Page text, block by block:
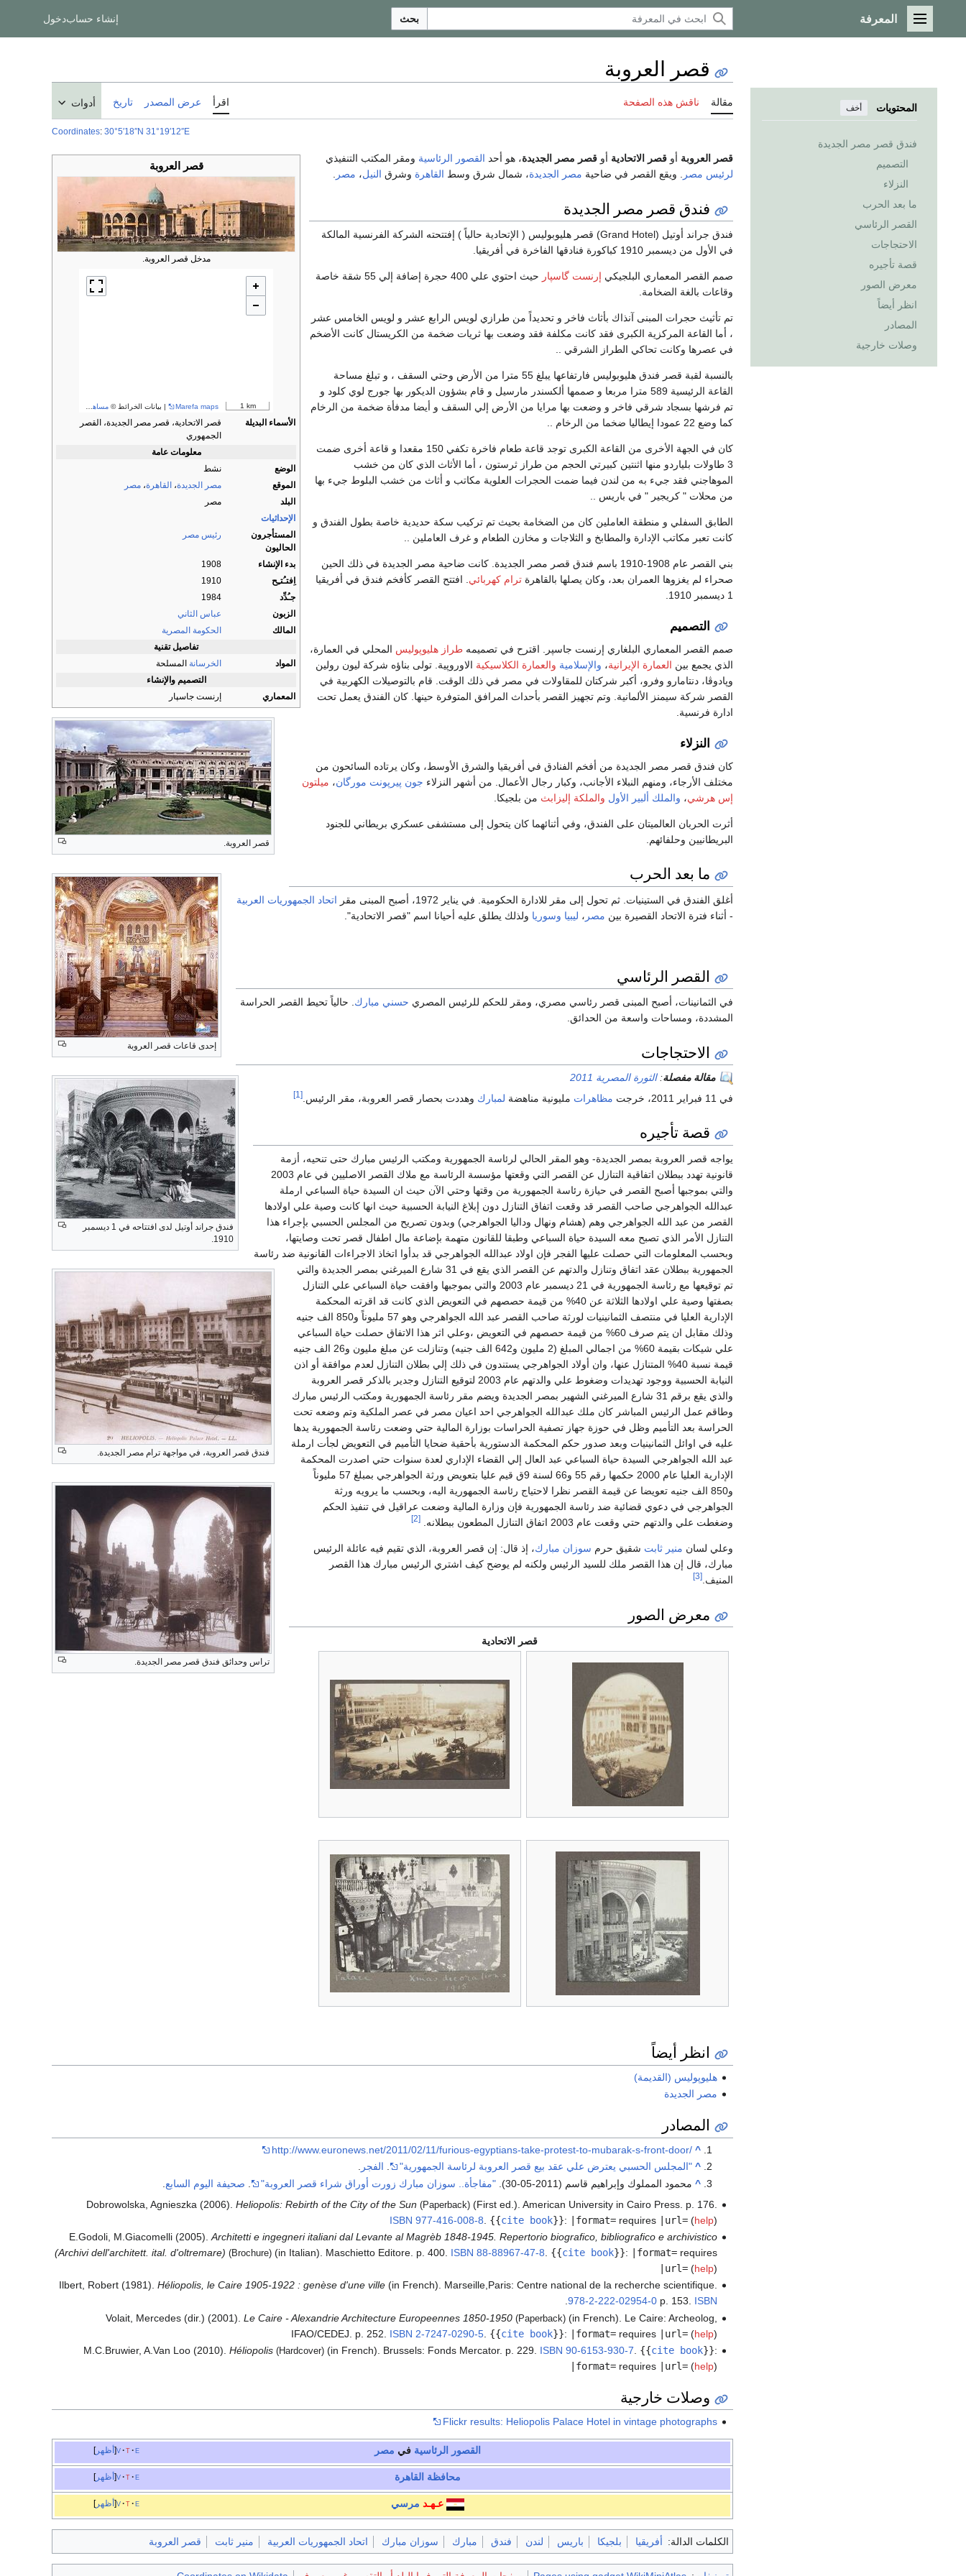
القائمة الرئيسية
المعرفة بحث إنشاء حسابدخول
المحتويات أخف
فندق قصر مصر الجديدة
التصميم
النزلاء
ما بعد الحرب
القصر الرئاسي
الاحتجاجات
قصة تأجيره
معرض الصور
انظر أيضاً
المصادر
وصلات خارجية
قصر العروبة
مقالة ناقش هذه الصفحة اقرأ عرض المصدر تاريخ أدوات
Coordinates: 30°5′18″N 31°19′12″E
قصر العروبة
مدخل قصر العروبة.
1 km
Marefa maps | بيانات الخرائط © مساهمو OpenStreetMap
الأسماء البديلة
قصر الاتحادية، قصر مصر الجديدة، القصر
الجمهوري
معلومات عامة
الوضع
نشط
الموقع
مصر الجديدة، القاهرة، مصر
البلد
مصر
الإحداثيات
المستأجرون
الحاليون
رئيس مصر
بدء الإنشاء
1908
اِفتـُتـِح
1910
جـُدِّد
1984
الزبون
عباس الثاني
المالك
الحكومة المصرية
تفاصيل تقنية
المواد
الخرسانة المسلحة
التصميم والإنشاء
المعماري
إرنست جاسپار
قصر العروبة.
إحدى قاعات قصر العروبة
قصر العروبة أو قصر الاتحادية أو قصر مصر الجديدة، هو أحد القصور الرئاسية ومقر المكتب التنفيذي
لرئيس مصر
. ويقع القصر في ضاحية مصر الجديدة، شمال شرق وسط القاهرة وشرق النيل، مصر
فندق قصر مصر الجديدة
فندق جراند أوتيل لدى افتتاحه في 1 ديسمبر
1910.
فندق جراند أوتيل (Grand Hotel) قصر هليوبوليس ( الإتحادية حالياً ) إفتتحته الشركة الفرنسية المالكة
في الأول من ديسمبر 1910 كباكورة فنادقها الفاخرة في أفريقيا.
صمم القصر المعماري البلجيكي إرنست گاسپار
حيث احتوي علي 400 حجرة إضافة إلي 55 شقة خاصة
وقاعات بالغة الضخامة.
تم تأثيث حجرات المبنى آنذاك بأثاث فاخر و تحديداً من طرازي لويس الرابع عشر و لويس الخامس عشر
، أما القاعة المركزية الكبرى فقد كانت مكلفة فقد وضعت بها ثريات ضخمة من الكريستال كانت الأضخم
في عصرها وكانت تحاكي الطراز الشرقي ..
بالنسبة لقبة قصر فندق هليوبوليس فارتفاعها يبلغ 55 مترا من الأرض وحتي السقف ، و تبلغ مساحة
القاعة الرئيسية 589 مترا مربعا و صممها ألكسندر مارسيل و قام بشؤون الديكور بها جورج لوي كلود و
تم فرشها بسجاد شرقي فاخر و وضعت بها مرايا من الأرض إلي السقف و أيضا مدفأة ضخمة من الرخام
كما وضع 22 عمودا إيطاليا ضخما من الرخام ..
كان في الجهة الأخرى من القاعة الكبرى توجد قاعة طعام فاخرة تكفي 150 مقعدا و قاعة أخرى ضمت
3 طاولات بلياردو منها اثنتين كبيرتي الحجم من طراز ثرستون ، أما الأثاث الذي كان من خشب
الموهاجني فقد جيء به من لندن فيما ضمت الحجرات العلوية مكاتب و أثاث من خشب البلوط جيء بها
من محلات " كريجير " في باريس ..
الطابق السفلي و منطقة العاملين كان من الضخامة بحيث تم تركيب سكة حديدية خاصة بطول الفندق و
كانت تعبر مكاتب الإدارة والمطابخ و الثلاجات و مخازن الطعام و غرف العاملين ..
فندق قصر العروبة، في مواجهة ترام مصر الجديدة.
بني القصر عام 1908-1910 باسم فندق قصر مصر الجديدة. كانت ضاحية مصر الجديدة في ذلك الحين
صحراء لم يغزوها العمران بعد، وكان يصلها بالقاهرة ترام كهربائي. افتتح القصر كأفخم فندق في أفريقيا
1 ديسمبر 1910.
التصميم
تراس وحدائق فندق قصر مصر الجديدة.
صمم القصر المعماري البلغاري إرنست جاسپر. اقترح في تصميمه طراز هليوپوليس المحلي في العمارة،
الذي يجمع بين العمارة الإيرانية، والإسلامية والعمارة الكلاسيكية الاوروپية. تولى بناؤه شركة ليون رولين
وپادوڤا، دنتامارو وفرو، أكبر شركتان للمقاولات في مصر في ذلك الوقت. قام بالتوصيلات الكهربية في
القصر شركة سيمنز الألمانية. وتم تجهيز القصر بأحداث المرافق المتوفرة حينها. كان الفندق يعمل تحت
ادارة فرنسية.
النزلاء
كان فندق قصر مصر الجديدة من أفخم الفنادق في أفريقيا والشرق الأوسط، وكان يرتاده السائحون من
مختلف الأرجاء، ومنهم النبلاء الأجانب، وكبار رجال الأعمال. من أشهر النزلاء جون پيرپونت مورگان، ميلتون
إس هرشي، والملك ألبير الأول والملكة إليزابث من بلجيكا.
أثرت الحربان العالميتان على الفندق، وفي أثنائهما كان يتحول إلى مستشفى عسكري بريطاني للجنود
البريطانيين وحلفائهم.
ما بعد الحرب
أغلق الفندق في الستينيات. ثم تحول إلى مقر للادارة الحكومية. في يناير 1972، أصبح المبنى مقر
اتحاد الجمهوريات العربية
- أثناء فترة الاتحاد القصيرة بين مصر ، ليبيا وسوريا ولذلك يطلق عليه أحيانا اسم "قصر الاتحادية".
القصر الرئاسي
في الثمانينات، أصبح المبنى قصر رئاسي مصري، ومقر للحكم للرئيس المصري حسني مبارك . حالياً تحيط القصر الحراسة
المشددة، ومساحات واسعة من الحدائق.
الاحتجاجات
مقالة مفصلة:الثورة المصرية 2011
في 11 فبراير 2011، خرجت
مظاهرات مليونية مناهضة لمبارك وهددت بحصار قصر العروبة، مقر الرئيس. [1]
قصة تأجيره
يواجه قصر العروبة بمصر الجديدة- وهو المقر الحالي لرئاسة الجمهورية ومكتب الرئيس مبارك حتى تنحيه، أزمة
قانونية تهدد ببطلان اتفاقية التنازل عن القصر التي وقعتها مؤسسة الرئاسة مع ملاك القصر الاصليين في عام 2003
والتي بموجبها أصبح القصر في حيازة رئاسة الجمهورية من وقتها وحتي الآن حيث ان السيدة حياة السباعي ارملة
عبدالله الجواهرجي صاحب القصر قد وقعت اتفاق التنازل دون إبلاغ النيابة الحسبية حيث انها كانت وصية علي اولادها
القصر من عبد الله الجواهرجي وهم (هشام ونهال وداليا الجواهرجي) وبدون تصريح من المجلس الحسبي بإجراء هذا
التنازل الأمر الذي تصبح معه السيدة حياة السباعي وطبقا للقانون متهمة بإضاعة مال اطفال قصر تحت وصايتها،
وبحسب المعلومات التي حصلت عليها الفجر فإن اولاد عبدالله الجواهرجي قد بدأوا اتخاذ الاجراءات القانونية ضد رئاسة
الجمهورية ببطلان عقد اتفاق وتنازل والدتهم عن القصر الذي يقع في 31 شارع الميرغني بمصر الجديدة والتي
تم توقيعها مع رئاسة الجمهورية في 21 ديسمبر عام 2003 والتي بموجبها وافقت حياة السباعي علي التنازل
بصفتها وصية علي اولادها الثلاثة عن 40% من قيمة حصصهم في التعويض الذي كانت قد اقرته المحكمة
الإدارية العليا في منتصف الثمانينيات لورثة صاحب القصر عبد الله الجواهرجي وهو 57 مليوناً و850 الف جنيه
وذلك مقابل ان يتم صرف 60% من قيمة حصصهم في التعويض ،وعلي اثر هذا الاتفاق حصلت حياة السباعي
علي شيكات بقيمة 60% من اجمالي المبلغ (2 مليون و642 الف جنيه) وتنازلت عن مبلغ مليون و26 الف جنيه
قيمة نسبة 40% المتنازل عنها، وان أولاد الجواهرجي يستندون في ذلك إلي بطلان التنازل لعدم موافقة أو اذن
النيابة الحسبية ووجود تهديدات وضغوط علي والدتهم عام 2003 لتوقيع التنازل وجدير بالذكر قصر العروبة
والذي يقع برقم 31 شارع الميرغني الشهير بمصر الجديدة ويضم مقر رئاسة الجمهورية ومكتب الرئيس مبارك
وطاقم عمل الرئيس المباشر كان ملك عبدالله الجواهرجي احد اعيان مصر في عصر الملكية وتم وضعه تحت
الحراسة بعد التأميم وظل في حوزة جهاز تصفية الحراسات بوزارة المالية حتي وضعت رئاسة الجمهورية يدها
عليه في اوائل الثمانينيات وبعد صدور حكم المحكمة الدستورية بأحقية ضحايا التأميم في التعويض لجأت ارملة
عبد الله الجواهرجي السيدة حياة السباعي عبد العال إلي القضاء الإداري لعدة سنوات حتي اصدرت المحكمة
الإدارية العليا عام 2000 حكمها رقم 55 و66 لسنة 9ق قيم عليا بتعويض ورثة الجواهرجي بمبلغ 57 مليوناً
و850 الف جنيه تعويضا عن قيمة القصر نظرا لاحتياج رئاسة الجمهورية اليه، وبحسب ما يرويه ورثة
الجواهرجي في دعوي قضائية ضد رئاسة الجمهورية فإن وزارة المالية وضعت عراقيل في تنفيذ الحكم
وضغطت علي والدتهم حتي وقعت عام 2003 اتفاق التنازل المطعون ببطلانه.
[2]
وعلي لسان منير ثابت شقيق حرم سوزان مبارك، إذ قال: إن قصر العروبة، الذي تقيم فيه عائلة الرئيس
مبارك، قال إن هذا القصر ملك للسيد الرئيس ولكنه لم يوضح كيف اشتري الرئيس مبارك هذا القصر
المنيف. [3]
معرض الصور
قصر الاتحادية
انظر أيضاً
هليوپوليس (القديمة)
مصر الجديدة
المصادر
^
http://www.euronews.net/2011/02/11/furious-egyptians-take-protest-to-mubarak-s-front-door/
^ "المجلس الحسبي يعترض علي عقد بيع قصر العروبة لرئاسة الجمهورية" الفجر
^ محمود المملوك وإبراهيم قاسم (2011-05-30). "مفاجأة.. سوزان مبارك زورت أوراق شراء قصر العروبة" صحيفة اليوم السابع
Dobrowolska, Agnieszka (2006). Heliopolis: Rebirth of the City of the Sun (Paperback)(First ed.). American University in Cairo Press. p. 176.
ISBN 977-416-008-8 {{cite book}}: |format=requires |url=(help)
E.Godoli, M.Giacomelli (2005). Architetti e ingegneri italiani dal Levante al Magrèb 1848-1945. Repertorio biografico, bibliografico e archivistico
(Archivi dell'architett. ital. d'oltremare) (Brochure)(in Italian). Maschietto Editore. p. 400. ISBN 88-88967-47-8 {{cite book}}: |format=requires
|url=(help)
Ilbert, Robert (1981). Héliopolis, le Caire 1905-1922 : genèse d'une ville(in French). Marseille,Paris: Centre national de la recherche scientifique.
p. 153. ISBN
978-2-222-02954-0
.
Volait, Mercedes (dir.) (2001). Le Caire - Alexandrie Architecture Europeennes 1850-1950 (Paperback)(in French). Le Caire: Archeolog,
IFAO/CEDEJ. p. 252. ISBN 2-7247-0290-5. {{cite book}}: |format=requires |url=(help)
M.C.Bruwier, A.Van Loo (2010). Héliopolis (Hardcover)(in French). Brussels: Fonds Mercator. p. 229. ISBN 90-6153-930-7 {{cite book}}:
|format=requires |url=(help)
وصلات خارجية
Flickr results: Heliopolis Palace Hotel in vintage photographs
أظهر v t e القصور الرئاسية في مصر
أظهر v t e محافظة القاهرة
أظهر v t e عـهـد مرسي
الكلمات الدالة: أفريقيا بلجيكا باريس لندن فندق مبارك سوزان مبارك اتحاد الجمهوريات العربية منير ثابت قصر العروبة